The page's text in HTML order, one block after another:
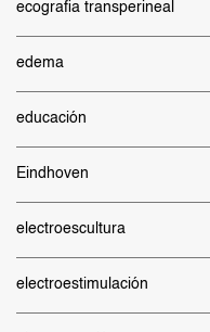
ecografia transperineal
edema
educación
Eindhoven
electroescultura
electroestimulación